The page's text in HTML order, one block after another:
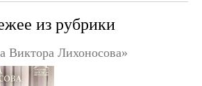
из рубрики
Виктора Лихоносова»